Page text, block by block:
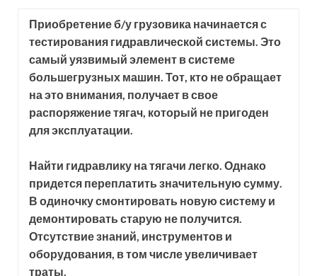
Приобретение б/у грузовика начинается с
тестирования гидравлической системы. Это
самый уязвимый элемент в системе
большегрузных машин. Тот, кто не обращает
на это внимания, получает в свое
распоряжение тягач, который не пригоден
для эксплуатации.
Найти гидравлику на тягачи легко. Однако
придется переплатить значительную сумму.
В одиночку смонтировать новую систему и
демонтировать старую не получится.
Отсутствие знаний, инструментов и
оборудования, в том числе увеличивает
траты.